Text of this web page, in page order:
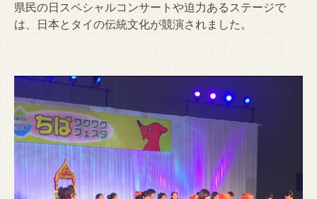
県民の日スペシャルコンサートや迫力あるステージで
は、日本とタイの伝統文化が競演されました。